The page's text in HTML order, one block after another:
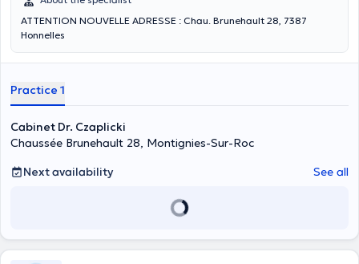
ATTENTION NOUVELLE ADRESSE : Chau. Brunehault 28, 7387
Honnelles
Practice 1
Cabinet Dr. Czaplicki
Chaussée Brunehault 28, Montignies-Sur-Roc
Next availability
See all